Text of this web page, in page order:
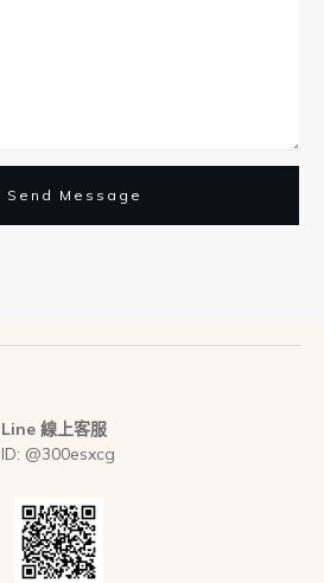
Send Message
Line 線上客服
ID: @300esxcg